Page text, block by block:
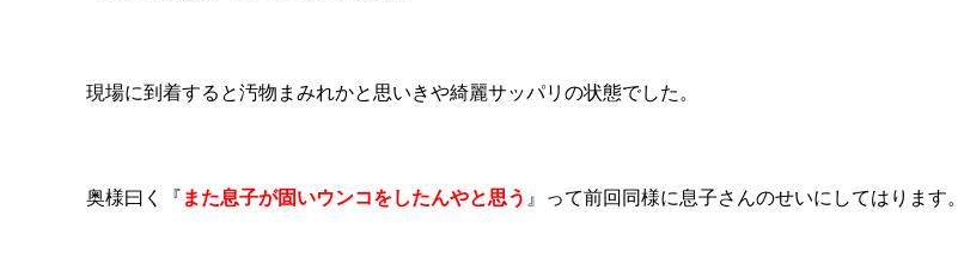
現場に到着すると汚物まみれかと思いきや綺麗サッパリの状態でした。
奥様曰く『 また息子が固いウンコをしたんやと思う 』って前回同様に息子さんのせいにしてはります。